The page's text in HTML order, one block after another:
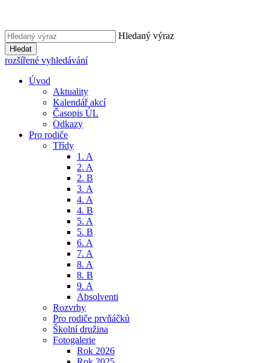
Hledaný výraz
Hledat
rozšířené vyhledávání
Úvod
Aktuality
Kalendář akcí
Časopis ÚL
Odkazy
Pro rodiče
Třídy
1. A
2. A
2. B
3. A
4. A
4. B
5. A
5. B
6. A
7. A
8. A
8. B
9. A
Absolventi
Rozvrhy
Pro rodiče prvňáčků
Školní družina
Fotogalerie
Rok 2026